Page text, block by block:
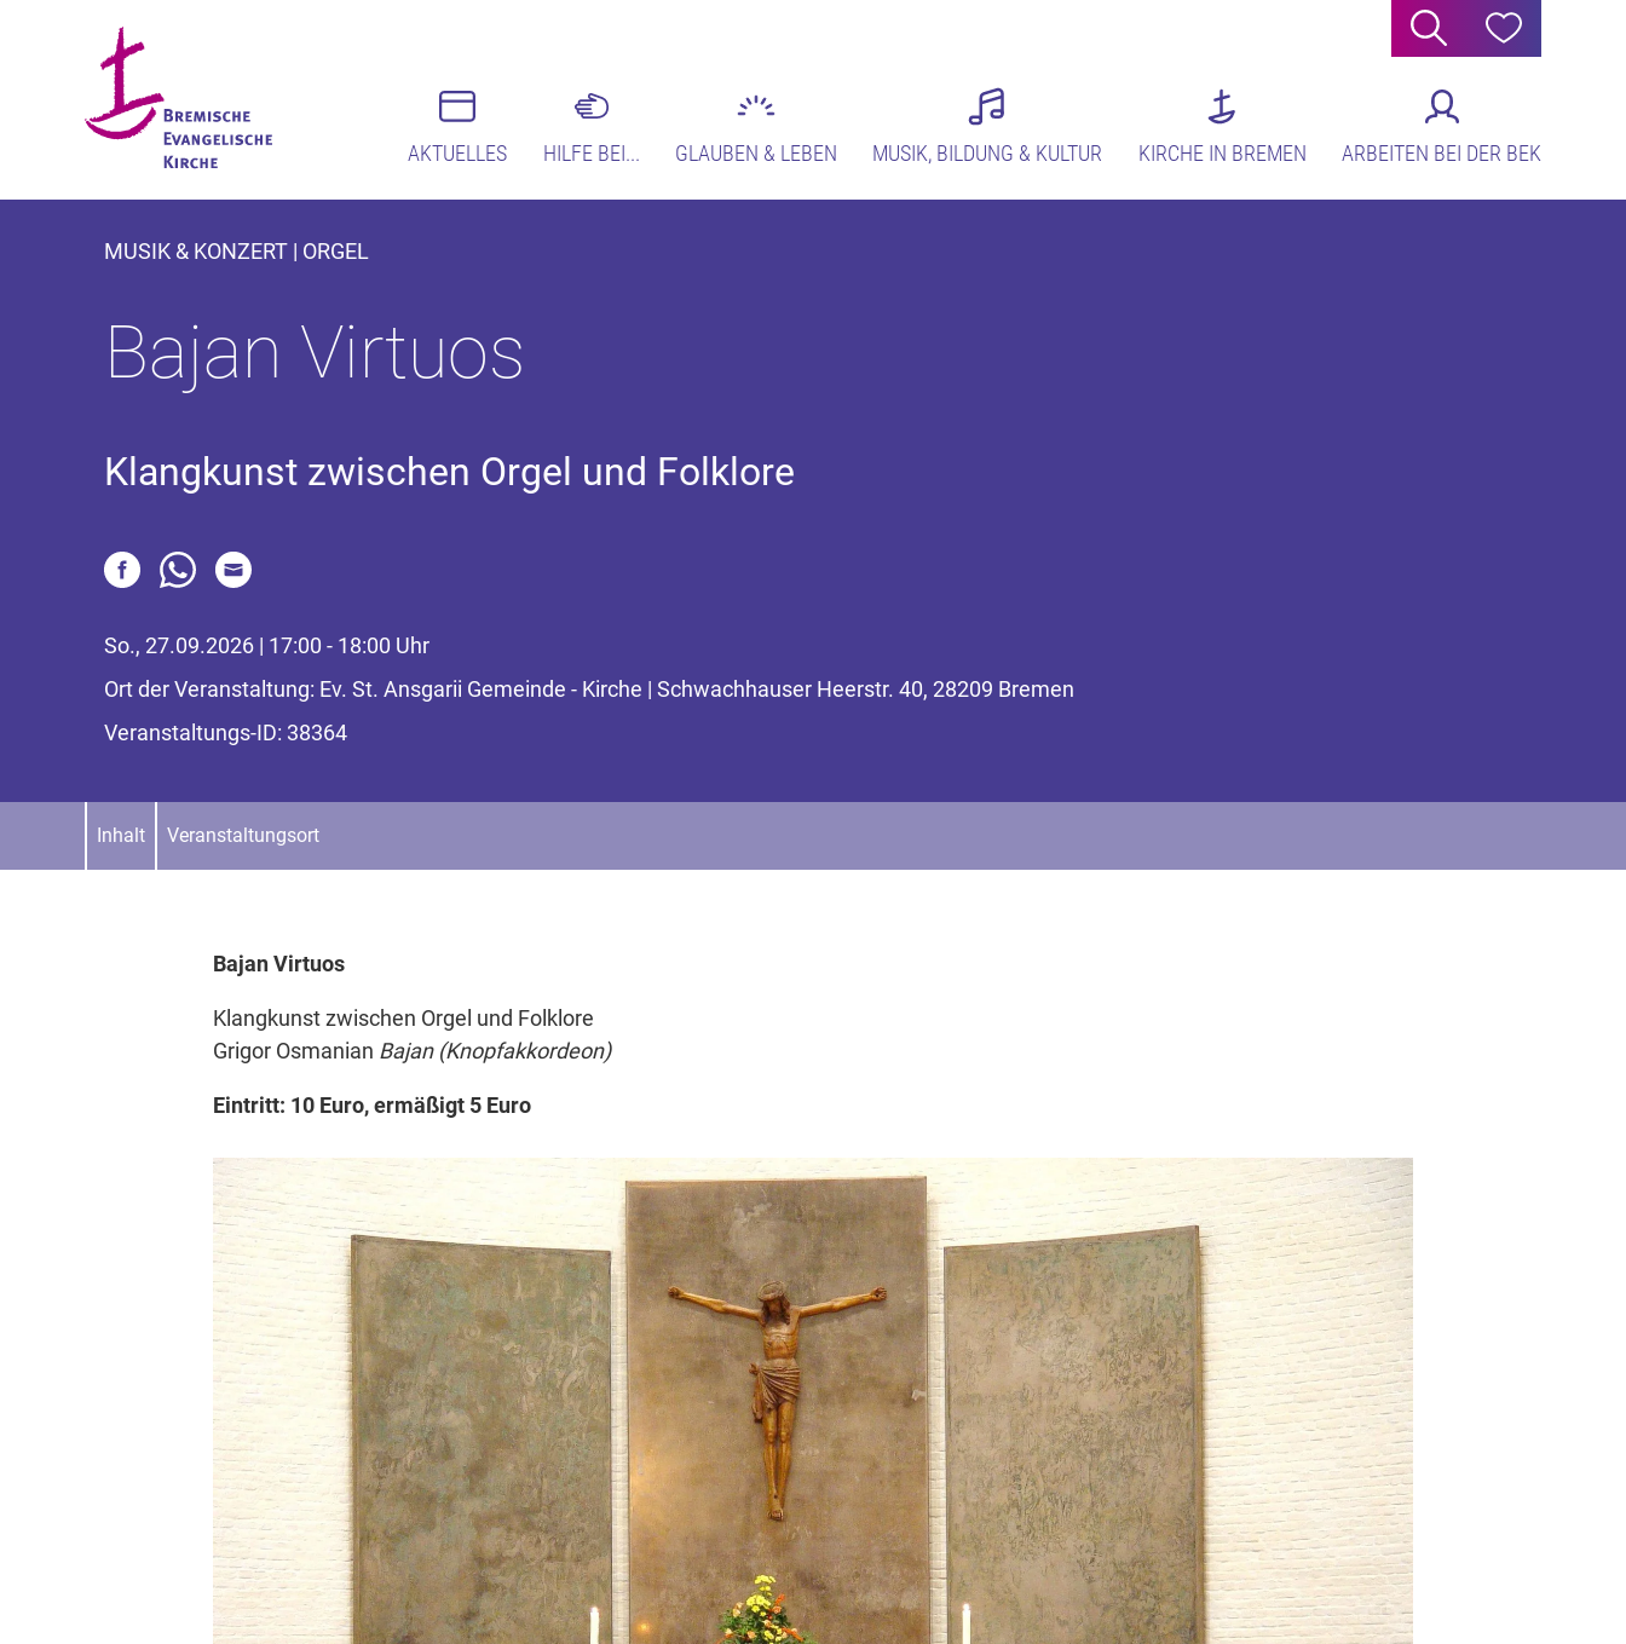
Suche Hilfe
AKTUELLES HILFE BEI... GLAUBEN & LEBEN MUSIK, BILDUNG & KULTUR KIRCHE IN BREMEN ARBEITEN BEI DER BEK
MUSIK & KONZERT | ORGEL
Bajan Virtuos
Klangkunst zwischen Orgel und Folklore
So., 27.09.2026 | 17:00 - 18:00 Uhr
Ort der Veranstaltung: Ev. St. Ansgarii Gemeinde - Kirche | Schwachhauser Heerstr. 40, 28209 Bremen
Veranstaltungs-ID: 38364
Inhalt Veranstaltungsort
Bajan Virtuos
Klangkunst zwischen Orgel und Folklore
Grigor Osmanian Bajan (Knopfakkordeon)
Eintritt: 10 Euro, ermäßigt 5 Euro